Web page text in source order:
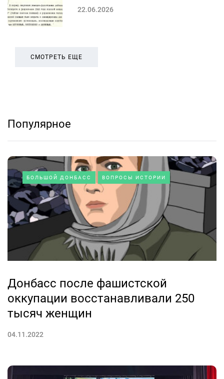
22.06.2026
СМОТРЕТЬ ЕЩЕ
Популярное
БОЛЬШОЙ ДОНБАСС ВОПРОСЫ ИСТОРИИ
Донбасс после фашистской
оккупации восстанавливали 250
тысяч женщин
04.11.2022